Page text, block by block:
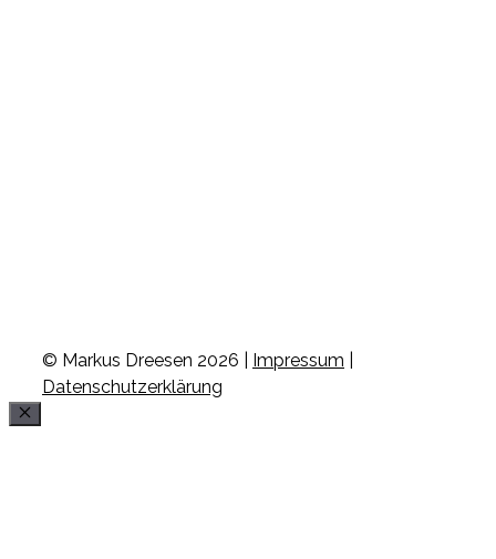
© Markus Dreesen 2026 | Impressum
Datenschutzerklärung
Schließen